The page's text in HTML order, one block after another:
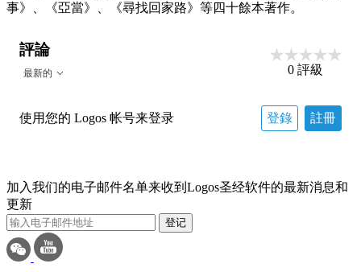
事》、《亞當》、《尋找回家路》等四十餘本著作。
評論
最新的 0 評級
使用您的 Logos 帐号来登录 登錄 註冊
加入我们的电子邮件名单来收到Logos圣经软件的最新消息和
更新
登记